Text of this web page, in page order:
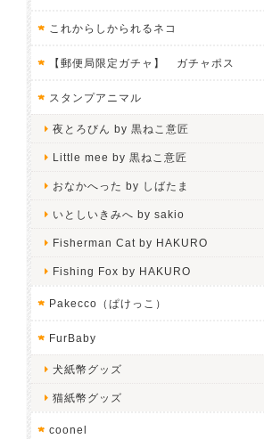
これからしかられるネコ
【郵便局限定ガチャ】 ガチャポス
スタンプアニマル
夜とろびん by 黒ねこ意匠
Little mee by 黒ねこ意匠
おなかへった by しばたま
いとしいきみへ by sakio
Fisherman Cat by HAKURO
Fishing Fox by HAKURO
Pakecco（ぱけっこ）
FurBaby
犬紙幣グッズ
猫紙幣グッズ
coonel